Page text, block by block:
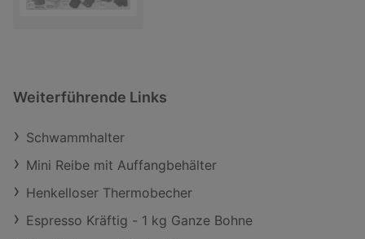
Weiterführende Links
Schwammhalter
Mini Reibe mit Auffangbehälter
Henkelloser Thermobecher
Espresso Kräftig - 1 kg Ganze Bohne